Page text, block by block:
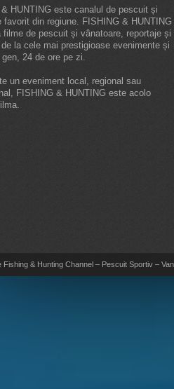
HUNTING este canalul de pescuit și
favorit din regiune. FISHING & HUNTING
filme de pescuit și vânatoare, reportaje și
la cele mai prestigioase evenimente și
24 de ore pe zi.
un eveniment local, regional sau
FISHING & HUNTING este acolo
Fishing & Hunting Channel – Pescuit Sportiv –